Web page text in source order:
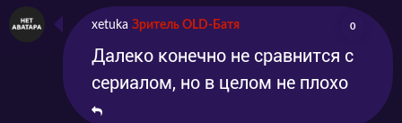
xetuka Зритель OLD-Батя 0
Далеко конечно не сравнится с
сериалом, но в целом не плохо